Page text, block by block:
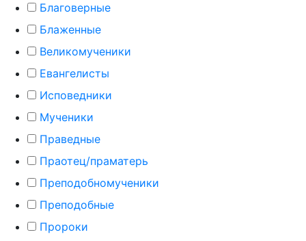
Благоверные
Блаженные
Великомученики
Евангелисты
Исповедники
Мученики
Праведные
Праотец/праматерь
Преподобномученики
Преподобные
Пророки